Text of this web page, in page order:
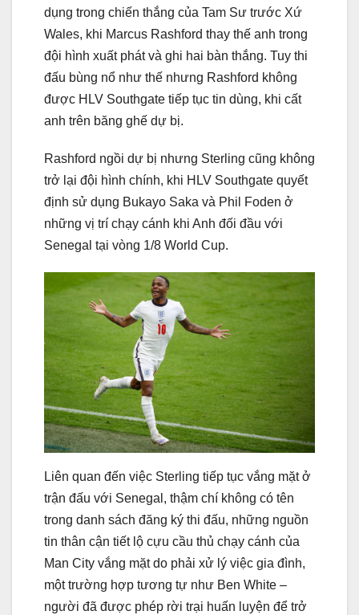
dụng trong chiến thắng của Tam Sư trước Xứ
Wales, khi Marcus Rashford thay thế anh trong
đội hình xuất phát và ghi hai bàn thắng. Tuy thi
đấu bùng nổ như thế nhưng Rashford không
được HLV Southgate tiếp tục tin dùng, khi cất
anh trên băng ghế dự bị.
Rashford ngồi dự bị nhưng Sterling cũng không
trở lại đội hình chính, khi HLV Southgate quyết
định sử dụng Bukayo Saka và Phil Foden ở
những vị trí chạy cánh khi Anh đối đầu với
Senegal tại vòng 1/8 World Cup.
Liên quan đến việc Sterling tiếp tục vắng mặt ở
trận đấu với Senegal, thậm chí không có tên
trong danh sách đăng ký thi đấu, những nguồn
tin thân cận tiết lộ cựu cầu thủ chạy cánh của
Man City vắng mặt do phải xử lý việc gia đình,
một trường hợp tương tự như Ben White –
người đã được phép rời trại huấn luyện để trở